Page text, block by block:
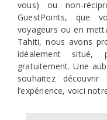
vous) ou non-
GuestPoints, que
voyageurs ou en
Tahiti, nous avons
idéalement
gratuitement. Une
souhaitez
l’expérience, voici